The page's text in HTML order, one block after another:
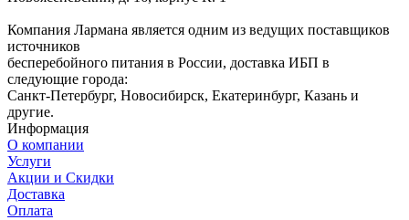
Компания Лармана является одним из ведущих поставщиков
источников
бесперебойного питания в России, доставка ИБП в
следующие города:
Санкт-Петербург, Новосибирск, Екатеринбург, Казань и
другие.
Информация
О компании
Услуги
Акции и Скидки
Доставка
Оплата